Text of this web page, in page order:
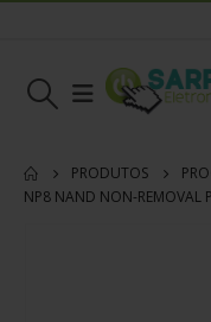
PRODUTOS
NP8 NAND NON-REMOVAL